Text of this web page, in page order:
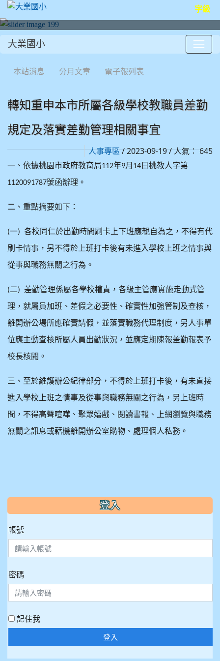
字級
大業國小
本站消息 分月文章 電子報列表
轉知重申本市所屬各級學校教職員差勤
規定及落實差勤管理相關事宜
人事專區/ 2023-09-19 / 人氣： 645
一、依據桃園市政府教育局112年9月 14 日桃教人字第
1120091787號函辦理。
二、重點摘要如下：
(一) 各校同仁於出勤時間刷卡上下班應親自為之，不得有代
刷卡情事，另不得於上班打卡後有未進入學校上班之情事與
從事與職務無關之行為。
(二) 差勤管理係屬各學校權責，各級主管應實施走動式管
理，就屬員加班、差假之必要性、確實性加強管制及查核，
離開辦公場所應確實請假，並落實職務代理制度，另人事單
位應主動查核所屬人員出勤狀況，並應定期陳報差勤報表予
校長核閱。
三、至於維護辦公紀律部分，不得於上班打卡後，有未直接
進入學校上班之情事及從事與職務無關之行為，另上班時
間，不得高聲喧嘩、聚眾嬉戲、閱讀書報、上網瀏覽與職務
無關之訊息或藉機離開辦公室購物、處理個人私務。
::: 登入
帳號
密碼
記住我
登入